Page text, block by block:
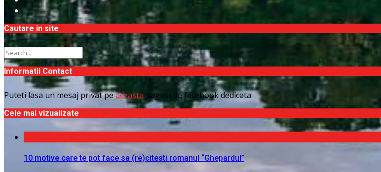
Cautare in site
Informatii Contact
Puteti lasa un mesaj privat peaceasta pagina de facebook dedicata
Cele mai vizualizate
10 motive care te pot face sa (re)citesti romanul “Ghepardul”